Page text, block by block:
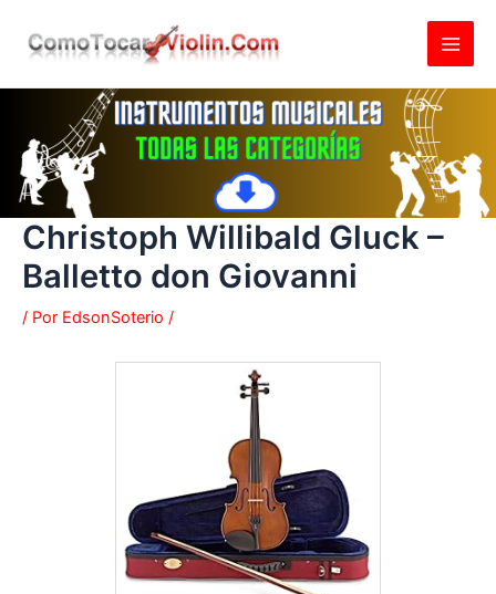
Christoph Willibald Gluck –
Balletto don Giovanni
/ Por EdsonSoterio /